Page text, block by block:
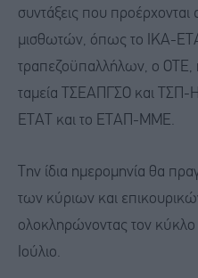
συντάξεις που
μισθωτών, όπως το ΙΚΑ-
τραπεζοϋπαλλήλων, ο ΟΤΕ,
ταμεία ΤΣΕΑΠΓΣΟ και
ΕΤΑΤ και το ΕΤΑΠ-ΜΜΕ.
Την ίδια ημερομηνία θα
των κύριων και
ολοκληρώνοντας τον
Ιούλιο.